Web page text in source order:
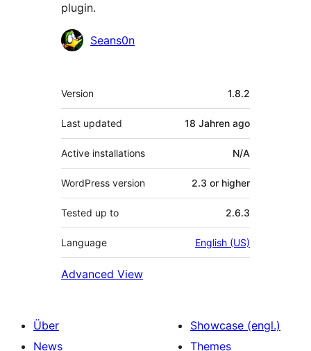
plugin.
Contributors
Seans0n
Meta
Version 1.8.2
Last updated 18 Jahren ago
Active installations N/A
WordPress version 2.3 or higher
Tested up to 2.6.3
Language English (US)
Advanced View
Über
News
Showcase (engl.)
Themes